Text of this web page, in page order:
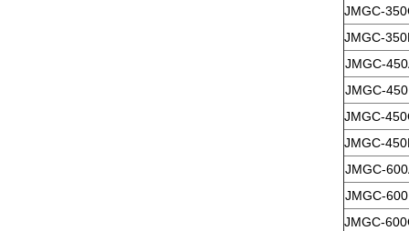
JMGC-
JMGC-
JMGC-
JMGC-
JMGC-
JMGC-
JMGC-
JMGC-
JMGC-